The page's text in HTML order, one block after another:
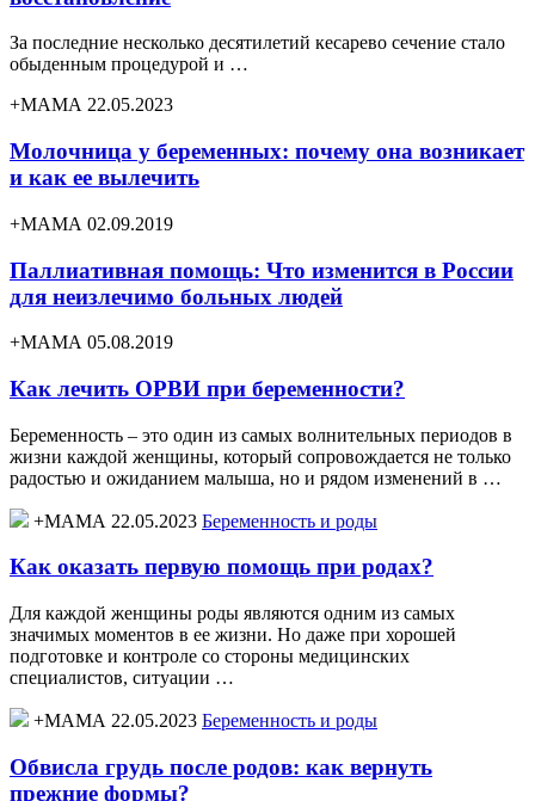
За последние несколько десятилетий кесарево сечение стало
обыденным процедурой и …
+МАМА 22.05.2023
Молочница у беременных: почему она возникает
и как ее вылечить
+МАМА 02.09.2019
Паллиативная помощь: Что изменится в России
для неизлечимо больных людей
+МАМА 05.08.2019
Как лечить ОРВИ при беременности?
Беременность – это один из самых волнительных периодов в
жизни каждой женщины, который сопровождается не только
радостью и ожиданием малыша, но и рядом изменений в …
+МАМА 22.05.2023 Беременность и роды
Как оказать первую помощь при родах?
Для каждой женщины роды являются одним из самых
значимых моментов в ее жизни. Но даже при хорошей
подготовке и контроле со стороны медицинских
специалистов, ситуации …
+МАМА 22.05.2023 Беременность и роды
Обвисла грудь после родов: как вернуть
прежние формы?